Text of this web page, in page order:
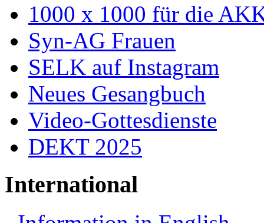
1000 x 1000 für die
Syn-AG Frauen
SELK auf Instagram
Neues Gesangbuch
Video-Gottesdienste
DEKT 2025
International